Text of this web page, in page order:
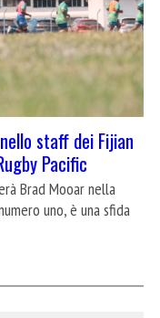
staff dei Fijian
Pacific
Brad Mooar nella
uno, è una sfida